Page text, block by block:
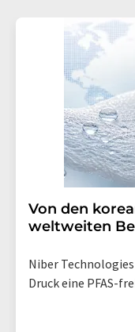
Von den
weltweiten
Niber
Druck eine PFAS-